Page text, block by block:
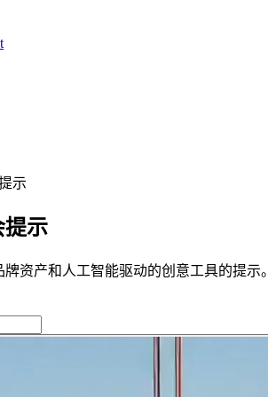
示
提示
牌资产和人工智能驱动的创意工具的提示